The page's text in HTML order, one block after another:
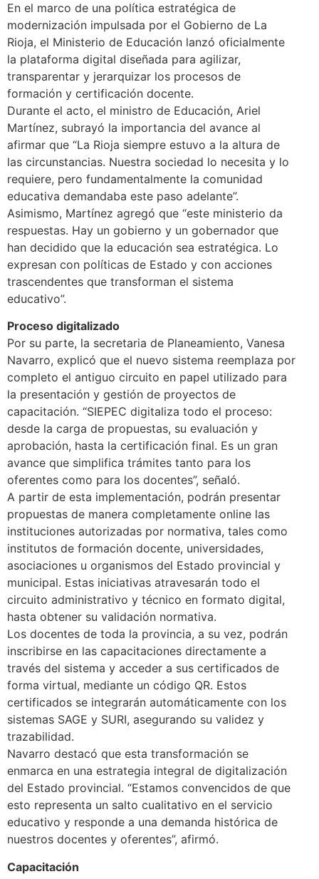
En el marco de una política estratégica de
modernización impulsada por el Gobierno de La
Rioja, el Ministerio de Educación lanzó oficialmente
la plataforma digital diseñada para agilizar,
transparentar y jerarquizar los procesos de
formación y certificación docente.
Durante el acto, el ministro de Educación, Ariel
Martínez, subrayó la importancia del avance al
afirmar que “La Rioja siempre estuvo a la altura de
las circunstancias. Nuestra sociedad lo necesita y lo
requiere, pero fundamentalmente la comunidad
educativa demandaba este paso adelante”.
Asimismo, Martínez agregó que “este ministerio da
respuestas. Hay un gobierno y un gobernador que
han decidido que la educación sea estratégica. Lo
expresan con políticas de Estado y con acciones
trascendentes que transforman el sistema
educativo”.
Proceso digitalizado
Por su parte, la secretaria de Planeamiento, Vanesa
Navarro, explicó que el nuevo sistema reemplaza por
completo el antiguo circuito en papel utilizado para
la presentación y gestión de proyectos de
capacitación. “SIEPEC digitaliza todo el proceso:
desde la carga de propuestas, su evaluación y
aprobación, hasta la certificación final. Es un gran
avance que simplifica trámites tanto para los
oferentes como para los docentes”, señaló.
A partir de esta implementación, podrán presentar
propuestas de manera completamente online las
instituciones autorizadas por normativa, tales como
institutos de formación docente, universidades,
asociaciones u organismos del Estado provincial y
municipal. Estas iniciativas atravesarán todo el
circuito administrativo y técnico en formato digital,
hasta obtener su validación normativa.
Los docentes de toda la provincia, a su vez, podrán
inscribirse en las capacitaciones directamente a
través del sistema y acceder a sus certificados de
forma virtual, mediante un código QR. Estos
certificados se integrarán automáticamente con los
sistemas SAGE y SURI, asegurando su validez y
trazabilidad.
Navarro destacó que esta transformación se
enmarca en una estrategia integral de digitalización
del Estado provincial. “Estamos convencidos de que
esto representa un salto cualitativo en el servicio
educativo y responde a una demanda histórica de
nuestros docentes y oferentes”, afirmó.
Capacitación